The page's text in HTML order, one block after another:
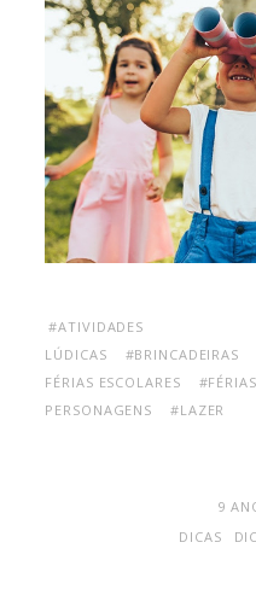
#ATIVIDADES
LÚDICAS
#BRINCADEIRAS
FÉRIAS ESCOLARES
PERSONAGENS
#LAZER
9
DICAS